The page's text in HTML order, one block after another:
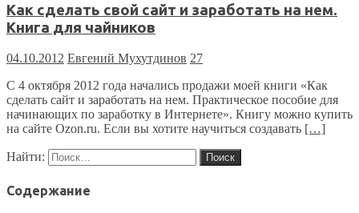
Как сделать свой сайт и заработать на нем.
Книга для чайников
04.10.2012 Евгений Мухутдинов 27
С 4 октября 2012 года начались продажи моей книги «Как
сделать сайт и заработать на нем. Практическое пособие для
начинающих по заработку в Интернете». Книгу можно купить
на сайте Ozon.ru. Если вы хотите научиться создавать […]
Найти:
Содержание